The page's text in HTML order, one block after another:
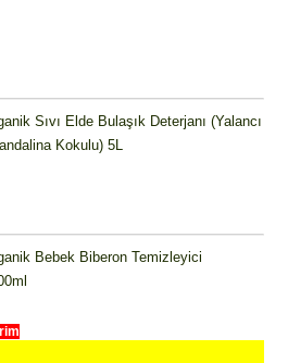
Sıvı Elde Bulaşık Deterjanı (Yalancı
Kokulu) 5L
Bebek Biberon Temizleyici